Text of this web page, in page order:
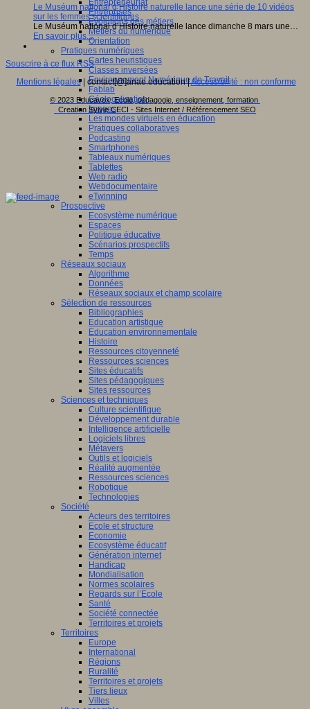
Entrepreneuriat
Entreprises
Evolutions des métiers
Métiers du numérique
Orientation
Pratiques numériques
Cartes heuristiques
Classes inversées
Environnement Numérique de Travail
Fablab
Géolocalisation
Images
Les mondes virtuels en éducation
Pratiques collaboratives
Podcasting
Smartphones
Tableaux numériques
Tablettes
Web radio
Webdocumentaire
eTwinning
Prospective
Ecosystème numérique
Espaces
Politique éducative
Scénarios prospectifs
Temps
Réseaux sociaux
Algorithme
Données
Réseaux sociaux et champ scolaire
Sélection de ressources
Bibliographies
Education artistique
Education environnementale
Histoire
Ressources citoyenneté
Ressources sciences
Sites éducatifs
Sites pédagogiques
Sites ressources
Sciences et techniques
Culture scientifique
Développement durable
Intelligence artificielle
Logiciels libres
Métavers
Outils et logiciels
Réalité augmentée
Ressources sciences
Robotique
Technologies
Société
Acteurs des territoires
Ecole et structure
Economie
Ecosystème éducatif
Génération internet
Handicap
Mondialisation
Normes scolaires
Regards sur l’Ecole
Santé
Société connectée
Territoires et projets
Territoires
Europe
International
Régions
Ruralité
Territoires et projets
Tiers lieux
Villes
Le Muséum national d’Histoire naturelle lance une série de 10 vidéos
sur les femmes scientifiques
Le Muséum national d’Histoire naturelle lance dimanche 8 mars une…
En savoir plus...
Souscrire à ce flux RSS
Mentions légales| contact[@]anae.education |Accessibilité : non conforme
© 2023 Educavox, Ecole, pédagogie, enseignement, formation
Creation Sylvie CECI - Sites Internet / Référencement SEO